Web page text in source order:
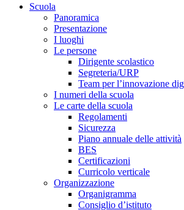
Scuola
Panoramica
Presentazione
I luoghi
Le persone
Dirigente scolastico
Segreteria/URP
Team per l’innovazione
I numeri della scuola
Le carte della scuola
Regolamenti
Sicurezza
Piano annuale delle attività
BES
Certificazioni
Curricolo verticale
Organizzazione
Organigramma
Consiglio d’istituto